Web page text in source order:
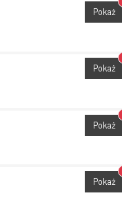
Pokaż
Pokaż
Pokaż
Pokaż